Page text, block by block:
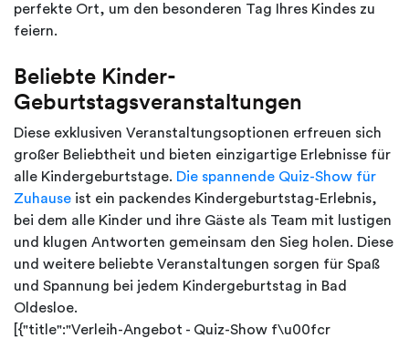
perfekte Ort, um den besonderen Tag Ihres Kindes zu
feiern.
Beliebte Kinder-
Geburtstagsveranstaltungen
Diese exklusiven Veranstaltungsoptionen erfreuen sich
großer Beliebtheit und bieten einzigartige Erlebnisse für
alle Kindergeburtstage. Die spannende Quiz-Show für
Zuhause ist ein packendes Kindergeburtstag-Erlebnis,
bei dem alle Kinder und ihre Gäste als Team mit lustigen
und klugen Antworten gemeinsam den Sieg holen. Diese
und weitere beliebte Veranstaltungen sorgen für Spaß
und Spannung bei jedem Kindergeburtstag in Bad
Oldesloe.
[{"title":"Verleih-Angebot - Quiz-Show f\u00fcr